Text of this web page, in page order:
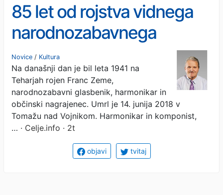
85 let od rojstva vidnega
narodnozabavnega
glasbenika
Novice / Kultura
Na današnji dan je bil leta 1941 na
Teharjah rojen Franc Zeme,
narodnozabavni glasbenik, harmonikar in
občinski nagrajenec. Umrl je 14. junija 2018 v
Tomažu nad Vojnikom. Harmonikar in komponist,
… · Celje.info · 2t
objavi tvitaj